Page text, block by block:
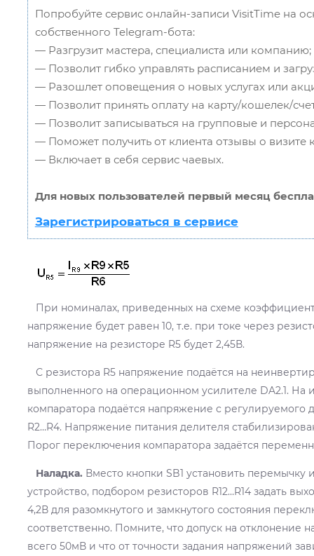
Попробуйте сервис онлайн-записи VisitTime на
собственного Telegram-бота:
— Разгрузит мастера, специалиста или компанию;
— Позволит гибко управлять расписанием и
— Разошлет оповещения о новых услугах или
— Позволит принять оплату на карту/кошелек/
— Позволит записываться на групповые и
— Поможет получить от клиента отзывы о визите
— Включает в себя сервис чаевых.
Для новых пользователей первый месяц
Зарегистрироваться в сервисе
При номиналах, приведенных на схеме
напряжение будет равен 10, т.е. при токе через
напряжение на резисторе R5 будет 2,45В.
С резистора R5 напряжение подаётся на
выполненного на операционном усилителе DA2.1.
компаратора подаётся напряжение с регулируемого
R2…R4. Напряжение питания делителя
Порог переключения компаратора задаётся
Наладка. Вместо кнопки SB1 установить перемычку
устройство, подбором резисторов R12…R14 задать
4,2В для разомкнутого и замкнутого состояния
соответственно. Помните, что допуск на отклонение
всего 50мВ и что от точности задания напряжений